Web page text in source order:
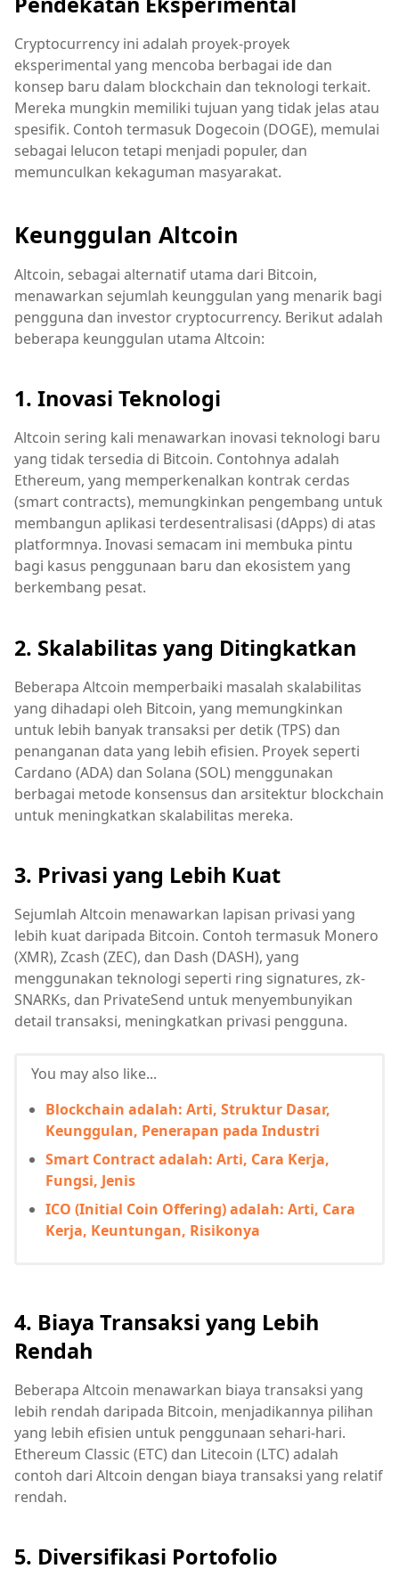
Cryptocurrency ini adalah proyek-proyek
eksperimental yang mencoba berbagai ide dan
konsep baru dalam blockchain dan teknologi terkait.
Mereka mungkin memiliki tujuan yang tidak jelas atau
spesifik. Contoh termasuk Dogecoin (DOGE), memulai
sebagai lelucon tetapi menjadi populer, dan
memunculkan kekaguman masyarakat.
Keunggulan Altcoin
Altcoin, sebagai alternatif utama dari Bitcoin,
menawarkan sejumlah keunggulan yang menarik bagi
pengguna dan investor cryptocurrency. Berikut adalah
beberapa keunggulan utama Altcoin:
1. Inovasi Teknologi
Altcoin sering kali menawarkan inovasi teknologi baru
yang tidak tersedia di Bitcoin. Contohnya adalah
Ethereum, yang memperkenalkan kontrak cerdas
(smart contracts), memungkinkan pengembang untuk
membangun aplikasi terdesentralisasi (dApps) di atas
platformnya. Inovasi semacam ini membuka pintu
bagi kasus penggunaan baru dan ekosistem yang
berkembang pesat.
2. Skalabilitas yang Ditingkatkan
Beberapa Altcoin memperbaiki masalah skalabilitas
yang dihadapi oleh Bitcoin, yang memungkinkan
untuk lebih banyak transaksi per detik (TPS) dan
penanganan data yang lebih efisien. Proyek seperti
Cardano (ADA) dan Solana (SOL) menggunakan
berbagai metode konsensus dan arsitektur blockchain
untuk meningkatkan skalabilitas mereka.
3. Privasi yang Lebih Kuat
Sejumlah Altcoin menawarkan lapisan privasi yang
lebih kuat daripada Bitcoin. Contoh termasuk Monero
(XMR), Zcash (ZEC), dan Dash (DASH), yang
menggunakan teknologi seperti ring signatures, zk-
SNARKs, dan PrivateSend untuk menyembunyikan
detail transaksi, meningkatkan privasi pengguna.
You may also like...
Blockchain adalah: Arti, Struktur Dasar,
Keunggulan, Penerapan pada Industri
Smart Contract adalah: Arti, Cara Kerja,
Fungsi, Jenis
ICO (Initial Coin Offering) adalah: Arti, Cara
Kerja, Keuntungan, Risikonya
4. Biaya Transaksi yang Lebih
Rendah
Beberapa Altcoin menawarkan biaya transaksi yang
lebih rendah daripada Bitcoin, menjadikannya pilihan
yang lebih efisien untuk penggunaan sehari-hari.
Ethereum Classic (ETC) dan Litecoin (LTC) adalah
contoh dari Altcoin dengan biaya transaksi yang relatif
rendah.
5. Diversifikasi Portofolio